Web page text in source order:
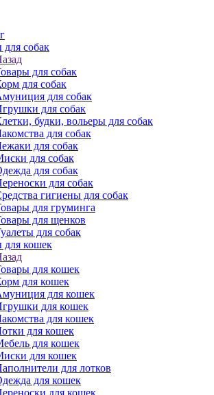
для собак
для собак
для собак
для собак
для собак
будки, вольеры для собак
для собак
для собак
для собак
для собак
для собак
гигиены для собак
для груминга
для щенков
для собак
для кошек
для кошек
для кошек
для кошек
для кошек
для кошек
для кошек
для кошек
для кошек
для лотков
для кошек
для кошек